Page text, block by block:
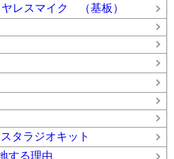
レスマイク （基板）
タラジオキット
する理由